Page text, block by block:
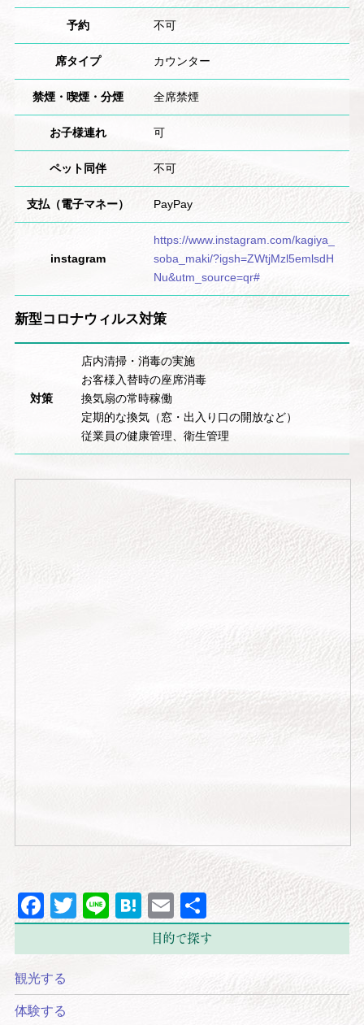
予約 不可
席タイプ カウンター
禁煙・喫煙・分煙 全席禁煙
お子様連れ 可
ペット同伴 不可
支払（電子マネー） PayPay
instagram
https://www.instagram.com/kagiya_
soba_maki/?igsh=ZWtjMzl5emlsdH
Nu&utm_source=qr#
新型コロナウィルス対策
対策
店内清掃・消毒の実施
お客様入替時の座席消毒
換気扇の常時稼働
定期的な換気（窓・出入り口の開放など）
従業員の健康管理、衛生管理
Facebook
Twitter
LineHatena
Email
共
有
目的で探す
観光する
体験する